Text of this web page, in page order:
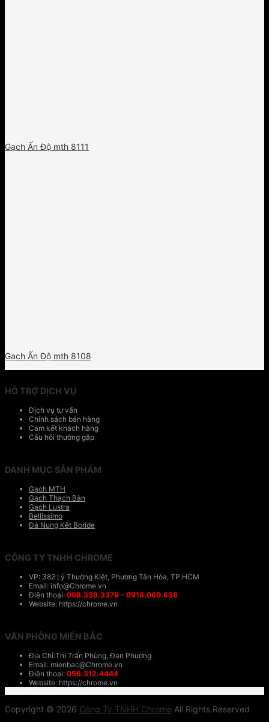
Gạch Ấn Độ mth 8111
Gạch Ấn Độ mth 8108
HỖ TRỢ DỊCH VỤ
Dịch vụ tư vấn
Chính sách bán hàng
Cam kết khách hàng
Câu hỏi thường gặp
DANH MỤC SẢN PHẨM
Gạch MTH
Gạch Thạch Bàn
Gạch Lustra
Bellissimo
Đá Nung Kết Boride
CÔNG TY TNHH CHROME
VP: 382 Lý Thường KIệt, Phương Tân Hòa, TP.HCM
Email: info@Chrome.vn
Điện thoại: 098.338.3379 - 0918.060.838
Website: https://chrome.vn
VĂN PHÒNG MIÊN BẮC
Địa Chỉ:Thị Trấn Phùng, Đan Phượng
Email: mienbac@Chrome.vn
Điện thoại: 056.312.4444
Website: https://chrome.vn
Copyright © 2026 Công Ty TNHH Chrome All Rights Reserved